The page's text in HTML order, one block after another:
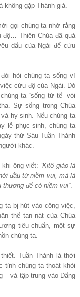
không gặp Thánh giá.
gọi chúng ta nhớ rằng
Thiên Chúa đã quá
dấu của Ngài để cứu
hỏi chúng ta sống vì
cứu độ của Ngài. Đó
ta “sống tử tế” vói
Sự sống trong Chúa
hy sinh. Nếu chúng ta
lễ phục sinh, chúng ta
thứ Sáu Tuần Thánh
khác.
khi ông viết: “Kitô giáo là
đầu từ niềm vui, mà là
để có niềm vui”.
ta bị hút vào công việc,
thể tan nát của Chúa
tiêu chuẩn, một sự
chúng ta.
Tuần Thánh là thời
tỉnh chúng ta thoát khỏi
– và tập trung vào Đấng